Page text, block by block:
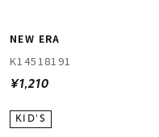
NEW ERA
K14518191
¥1,210